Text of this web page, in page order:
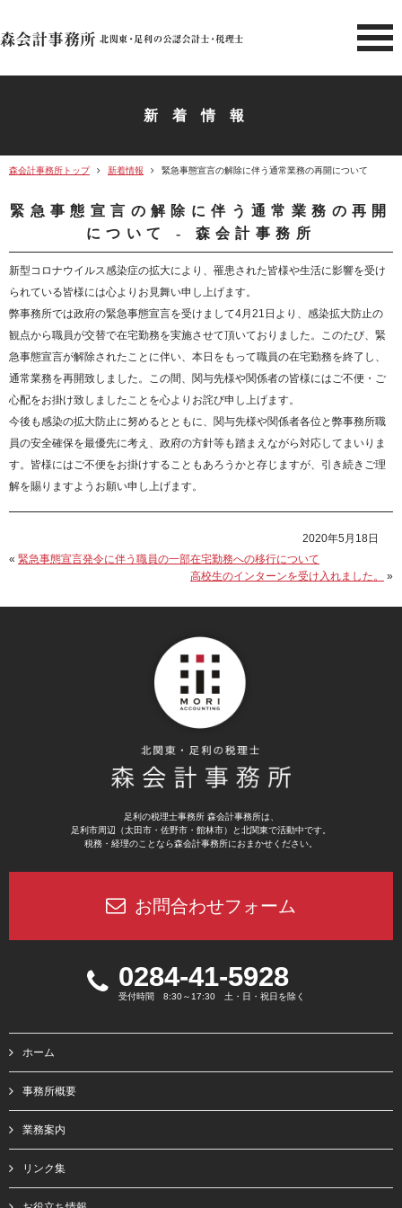
北関東 足利市の公認会計士・
新着情報
森会計事務所トップ 新着情報 緊急事態宣言の解除に伴う通常業務の再開について
緊急事態宣言の解除に伴う通常業務の再開
について - 森会計事務所
新型コロナウイルス感染症の拡大により、罹患された皆様や生活に影響を受け
られている皆様には心よりお見舞い申し上げます。
弊事務所では政府の緊急事態宣言を受けまして4月21日より、感染拡大防止の
観点から職員が交替で在宅勤務を実施させて頂いておりました。このたび、緊
急事態宣言が解除されたことに伴い、本日をもって職員の在宅勤務を終了し、
通常業務を再開致しました。この間、関与先様や関係者の皆様にはご不便・ご
心配をお掛け致しましたことを心よりお詫び申し上げます。
今後も感染の拡大防止に努めるとともに、関与先様や関係者各位と弊事務所職
員の安全確保を最優先に考え、政府の方針等も踏まえながら対応してまいりま
す。皆様にはご不便をお掛けすることもあろうかと存じますが、引き続きご理
解を賜りますようお願い申し上げます。
2020年5月18日
« 緊急事態宣言発令に伴う職員の一部在宅勤務への移行について
高校生のインターンを受け入れました。
»
足利の税理士事務所 森会計事務所は、
足利市周辺（太田市・佐野市・館林市）と北関東で活動中です。
税務・経理のことなら森会計事務所におまかせください。
お問合わせフォーム
0284-41-5928
受付時間 8:30～17:30 土・日・祝日を除く
ホーム
事務所概要
業務案内
リンク集